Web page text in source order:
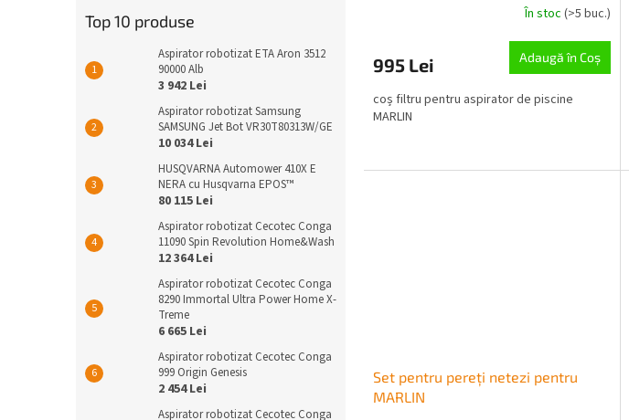
Top 10 produse
Aspirator robotizat ETA Aron 3512
90000 Alb
3 942 Lei
Aspirator robotizat Samsung
SAMSUNG Jet Bot VR30T80313W/GE
10 034 Lei
HUSQVARNA Automower 410X E
NERA cu Husqvarna EPOS™
80 115 Lei
Aspirator robotizat Cecotec Conga
11090 Spin Revolution Home&Wash
12 364 Lei
Aspirator robotizat Cecotec Conga
8290 Immortal Ultra Power Home X-
Treme
6 665 Lei
Aspirator robotizat Cecotec Conga
999 Origin Genesis
2 454 Lei
Aspirator robotizat Cecotec Conga
În stoc (>5 buc.)
995 Lei Adaugă în Coş
coș filtru pentru aspirator de piscine
MARLIN
Set pentru pereți netezi pentru
MARLIN